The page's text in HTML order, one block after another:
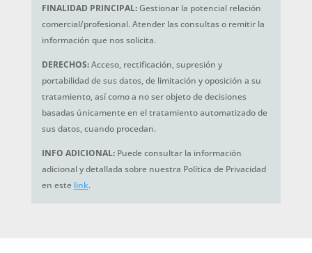
FINALIDAD PRINCIPAL:Gestionar la potencial relación
comercial/profesional. Atender las consultas o remitir la
información que nos solicita.
DERECHOS:Acceso, rectificación, supresión y
portabilidad de sus datos, de limitación y oposición a su
tratamiento, así como a no ser objeto de decisiones
basadas únicamente en el tratamiento automatizado de
sus datos, cuando procedan.
INFO ADICIONAL: Puede consultar la información
adicional y detallada sobre nuestra Política de Privacidad
en este link.